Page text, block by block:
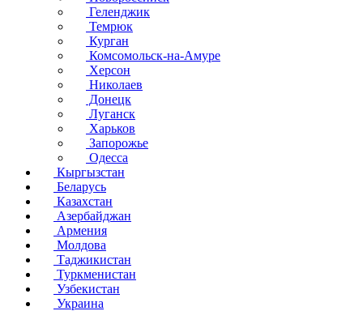
Геленджик
Темрюк
Курган
Комсомольск-на-Амуре
Херсон
Николаев
Донецк
Луганск
Харьков
Запорожье
Одесса
Кыргызстан
Беларусь
Казахстан
Азербайджан
Армения
Молдова
Таджикистан
Туркменистан
Узбекистан
Украина